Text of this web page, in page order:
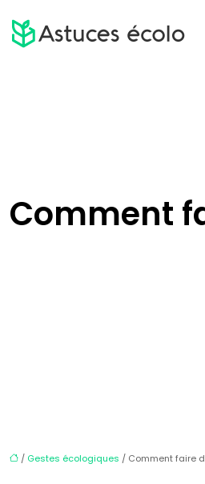
Comment
/ Gestes écologiques / Comment faire